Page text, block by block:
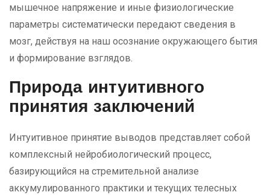
мышечное напряжение и иные физиологические
параметры систематически передают сведения в
мозг, действуя на наш осознание окружающего бытия
и формирование взглядов.
Природа интуитивного
принятия заключений
Интуитивное принятие выводов представляет собой
комплексный нейробиологический процесс,
базирующийся на стремительной анализе
аккумулированного практики и текущих телесных